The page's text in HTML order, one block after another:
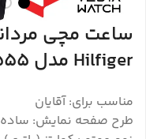
Hilfiger مدل 1791555
مناسب برای: آقایان
طرح صفحه نمایش: ساده